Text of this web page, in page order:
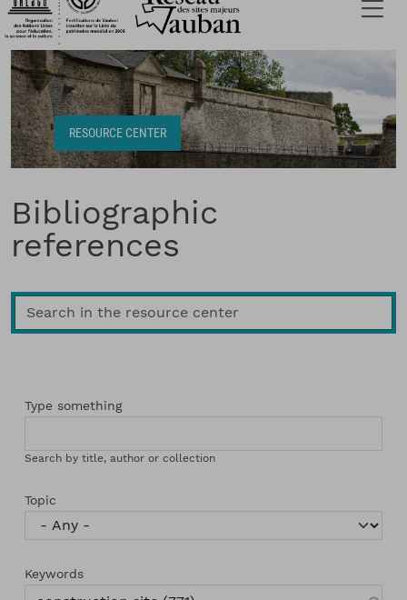
Breadcrumb
RESOURCE CENTER
Bibliographic
references
Type something
Search by title, author or collection
Topic
Keywords